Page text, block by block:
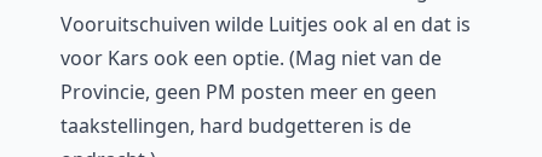
Vooruitschuiven wilde Luitjes ook al en dat is
voor Kars ook een optie. (Mag niet van de
Provincie, geen PM posten meer en geen
taakstellingen, hard budgetteren is de